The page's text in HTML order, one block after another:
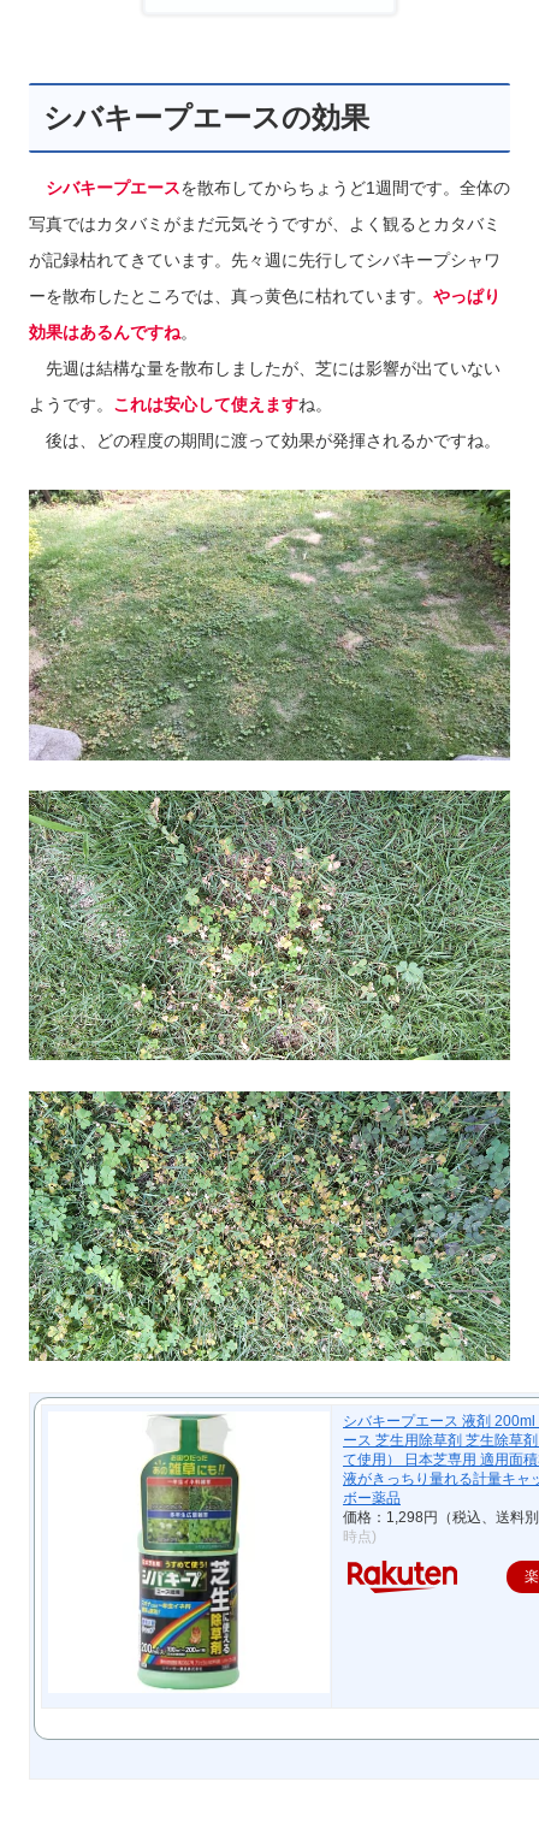
シバキープエースの効果
シバキープエースを散布してからちょうど1週間です。全体の
写真ではカタバミがまだ元気そうですが、よく観るとカタバミ
が記録枯れてきています。先々週に先行してシバキープシャワ
ーを散布したところでは、真っ黄色に枯れています。 やっぱり
効果はあるんですね。
先週は結構な量を散布しましたが、芝には影響が出ていない
ようです。 これは安心して使えますね。
後は、どの程度の期間に渡って効果が発揮されるかですね。
シバキープエース 液剤
ース 芝生用除草剤 芝生除草
て使用） 日本芝専用 適用面
液がきっちり量れる計量キャ
ボー薬品
価格：1,298円（税込、送料
時点)